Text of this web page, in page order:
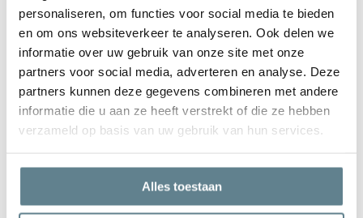
personaliseren, om functies voor social media te bieden
en om ons websiteverkeer te analyseren. Ook delen we
informatie over uw gebruik van onze site met onze
partners voor social media, adverteren en analyse. Deze
partners kunnen deze gegevens combineren met andere
informatie die u aan ze heeft verstrekt of die ze hebben
verzameld op basis van uw gebruik van hun services.
Alles toestaan
isolatiemateriaal. Dit beschermt de wortels van de beplanting
Door het materiaal is het een lichtgewicht plantenbak
De plantenbak heeft een robuuste uitstraling en een mooie
randafwerking
Door en door gekleurd, ruime keuze uit ral kleuren
Vele maatwerk opties mogelijk
Let op: de onderkant van de polyester plantenbak is niet (netjes)
Eenvoudig onderhoud